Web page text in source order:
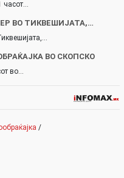
часот…
ВО ТИКВЕШИЈАТА,…
ВО СКОПСКО
во…
/